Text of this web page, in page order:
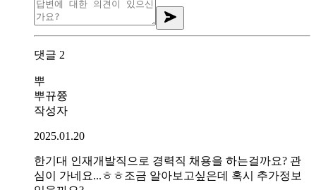
댓글 2
뿌
뿌뀨쯍
작성자
2025.01.20
한기대 인재개발직으로 경력직 채용을 하는걸까요? 관
심이 가네요...ㅎㅎ조금 알아보고싶은데 혹시 추가정보